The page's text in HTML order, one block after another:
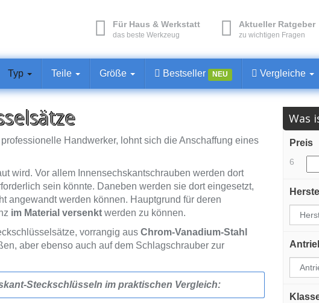
Für Haus & Werkstatt
das beste Werkzeug
Aktueller Ratgeber
zu wichtigen Fragen
Typ Teile Größe Bestseller NEU Vergleiche
Handwerker, lohnt sich die Anschaffung eines
wird. Vor allem Innensechskantschrauben werden dort
sein könnte. Daneben werden sie dort eingesetzt,
angewandt werden können. Hauptgrund für deren
im Material versenkt werden zu können.
vorrangig aus Chrom-Vanadium-Stahl
aber ebenso auch auf dem Schlagschrauber zur
Steckschlüsseln im praktischen Vergleich:
Was
Preis
6